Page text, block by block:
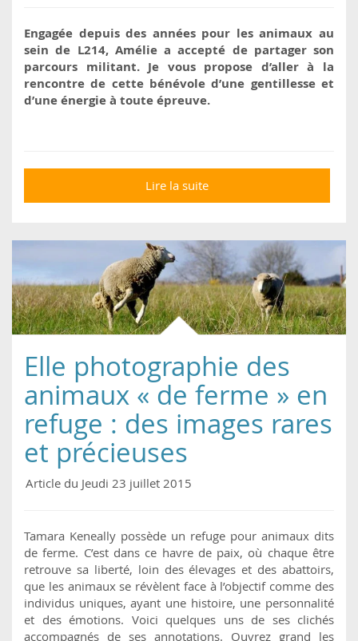
Engagée depuis des années pour les animaux au
sein de L214, Amélie a accepté de partager son
parcours militant. Je vous propose d’aller à la
rencontre de cette bénévole d’une gentillesse et
d’une énergie à toute épreuve.
Lire la suite
pour les animaux
Elle photographie des
animaux « de ferme » en
refuge : des images rares
et précieuses
Article du Jeudi 23 juillet 2015
Tamara Keneally possède un refuge pour animaux dits
de ferme. C’est dans ce havre de paix, où chaque être
retrouve sa liberté, loin des élevages et des abattoirs,
que les animaux se révèlent face à l’objectif comme des
individus uniques, ayant une histoire, une personnalité
et des émotions. Voici quelques uns de ses clichés
accompagnés de ses annotations. Ouvrez grand les